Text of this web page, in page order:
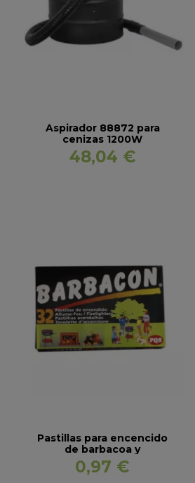
Aspirador 88872 para
cenizas 1200W
48,04 €
Pastillas para encencido
de barbacoa y
chimeneas
0,97 €